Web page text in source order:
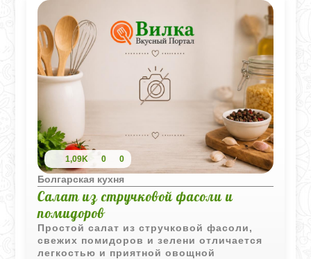
1,09K 0 0
Болгарская кухня
Салат из стручковой фасоли и
помидоров
Простой салат из стручковой фасоли,
свежих помидоров и зелени отличается
легкостью и приятной овощной